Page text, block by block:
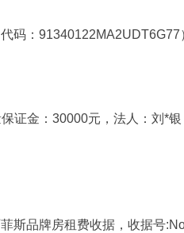
码：91340122MA2UDT6G77
证金：30000元，法人：刘*
斯品牌房租费收据，收据号